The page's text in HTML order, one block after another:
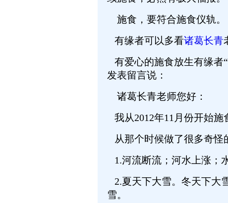
施食，要符合施食仪轨。
有缘者可以多看诸葛长青
有爱心的施食放生有缘者
发表留言说：
诸葛长青老师您好：
我从2012年11月份开始施
从那个时候做了很多奇怪
1.河流断流；河水上涨；
2.夏天下大雪。冬天下大
雪。